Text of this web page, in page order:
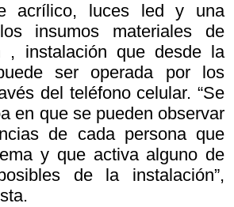
acrílico, luces led y una
insumos materiales de
, instalación que desde la
ser operada por los
del teléfono celular. “Se
en que se pueden observar
de cada persona que
y que activa alguno de
de la instalación”,